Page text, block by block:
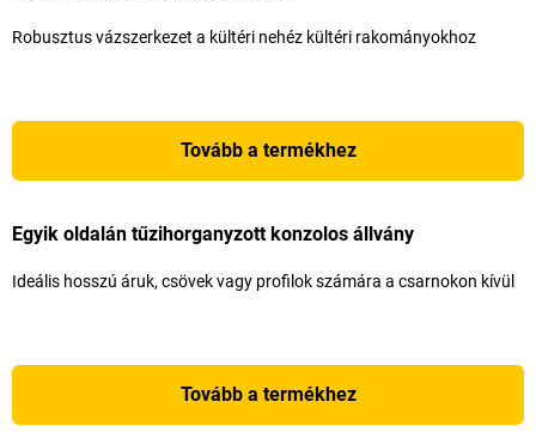
Robusztus vázszerkezet a kültéri nehéz kültéri rakományokhoz
Tovább a termékhez
Egyik oldalán tűzihorganyzott konzolos állvány
Ideális hosszú áruk, csövek vagy profilok számára a csarnokon kívül
Tovább a termékhez